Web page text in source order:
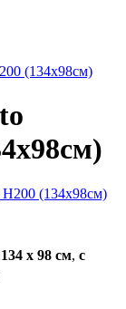
(134x98см)
x 98 см, с